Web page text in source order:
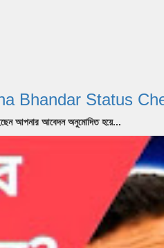
Bhandar
আপনার আবেদন অনুমোদিত হয়ে...